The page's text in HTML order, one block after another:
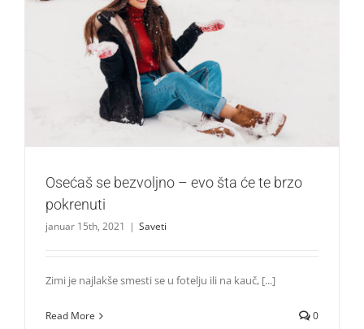
Osećaš se bezvoljno – evo šta će te brzo pokrenuti
Saveti
Osećaš se bezvoljno – evo šta će te brzo
pokrenuti
januar 15th, 2021 | Saveti
Zimi je najlakše smesti se u fotelju ili na kauč, [...]
Read More 0